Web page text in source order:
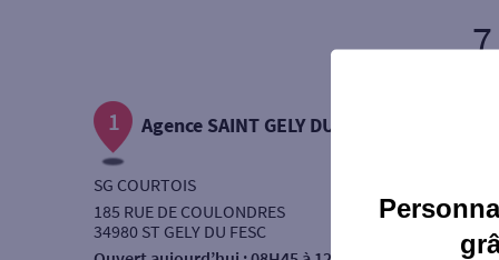
Autour de moi
1 Agence SAINT GELY DU FESC
SG COURTOIS
185 RUE DE COULONDRES
34980 ST GELY DU FESC